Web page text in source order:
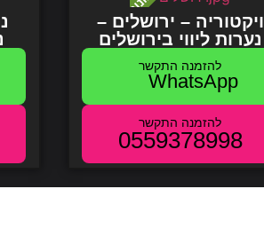
ויקטוריה – ירושלים –
נערות ליווי בירושלים
WhatsApp
0559378998